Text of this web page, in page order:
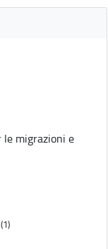
le migrazioni e
(1)